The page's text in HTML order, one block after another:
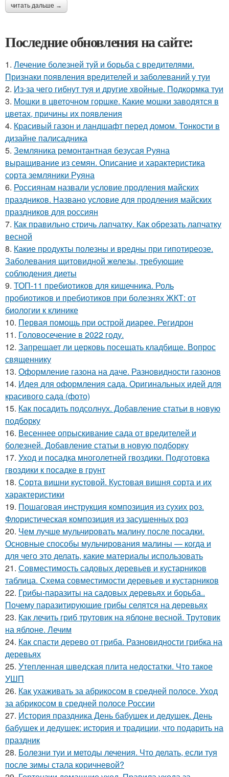
читать дальше →
Последние обновления на сайте:
1. Лечение болезней туй и борьба с вредителями.
Признаки появления вредителей и заболеваний у туи
2. Из-за чего гибнут туя и другие хвойные. Подкормка туи
3. Мошки в цветочном горшке. Какие мошки заводятся в
цветах, причины их появления
4. Красивый газон и ландшафт перед домом. Тонкости в
дизайне палисадника
5. Земляника ремонтантная безусая Руяна
выращивание из семян. Описание и характеристика
сорта земляники Руяна
6. Россиянам назвали условие продления майских
праздников. Названо условие для продления майских
праздников для россиян
7. Как правильно стричь лапчатку. Как обрезать лапчатку
весной
8. Какие продукты полезны и вредны при гипотиреозе.
Заболевания щитовидной железы, требующие
соблюдения диеты
9. ТОП-11 пребиотиков для кишечника. Роль
пробиотиков и пребиотиков при болезнях ЖКТ: от
биологии к клинике
10. Первая помощь при острой диарее. Регидрон
11. Головосечение в 2022 году.
12. Запрещает ли церковь посещать кладбище. Вопрос
священнику
13. Оформление газона на даче. Разновидности газонов
14. Идея для оформления сада. Оригинальных идей для
красивого сада (фото)
15. Как посадить подсолнух. Добавление статьи в новую
подборку
16. Весеннее опрыскивание сада от вредителей и
болезней. Добавление статьи в новую подборку
17. Уход и посадка многолетней гвоздики. Подготовка
гвоздики к посадке в грунт
18. Сорта вишни кустовой. Кустовая вишня сорта и их
характеристики
19. Пошаговая инструкция композиция из сухих роз.
Флористическая композиция из засушенных роз
20. Чем лучше мульчировать малину после посадки.
Основные способы мульчирования малины — когда и
для чего это делать, какие материалы использовать
21. Совместимость садовых деревьев и кустарников
таблица. Схема совместимости деревьев и кустарников
22. Грибы-паразиты на садовых деревьях и борьба..
Почему паразитирующие грибы селятся на деревьях
23. Как лечить гриб трутовик на яблоне весной. Трутовик
на яблоне. Лечим
24. Как спасти дерево от гриба. Разновидности грибка на
деревьях
25. Утепленная шведская плита недостатки. Что такое
УШП
26. Как ухаживать за абрикосом в средней полосе. Уход
за абрикосом в средней полосе России
27. История праздника День бабушек и дедушек. День
бабушек и дедушек: история и традиции, что подарить на
праздник
28. Болезни туи и методы лечения. Что делать, если туя
после зимы стала коричневой?